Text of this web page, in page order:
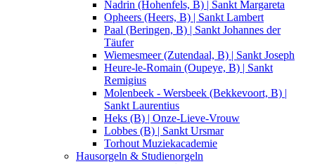
Nadrin (Hohenfels, B) | Sankt Margareta
Opheers (Heers, B) | Sankt Lambert
Paal (Beringen, B) | Sankt Johannes der
Täufer
Wiemesmeer (Zutendaal, B) | Sankt Joseph
Heure-le-Romain (Oupeye, B) | Sankt
Remigius
Molenbeek - Wersbeek (Bekkevoort, B) |
Sankt Laurentius
Heks (B) | Onze-Lieve-Vrouw
Lobbes (B) | Sankt Ursmar
Torhout Muziekacademie
Hausorgeln & Studienorgeln